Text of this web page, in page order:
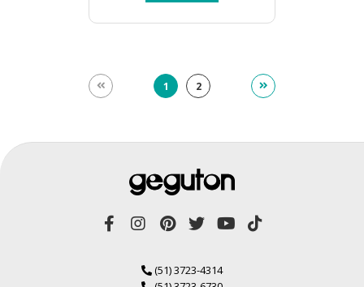
1 2
(51) 3723-4314